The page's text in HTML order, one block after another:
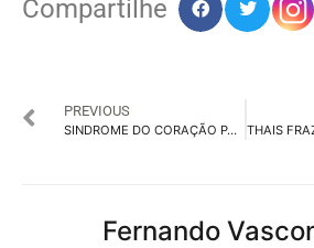
Compartilhe
PREVIOUS
SINDROME DO CORAÇÃO PARTIDO É TEMA DA RECORD NO DOMINGO
Fernando